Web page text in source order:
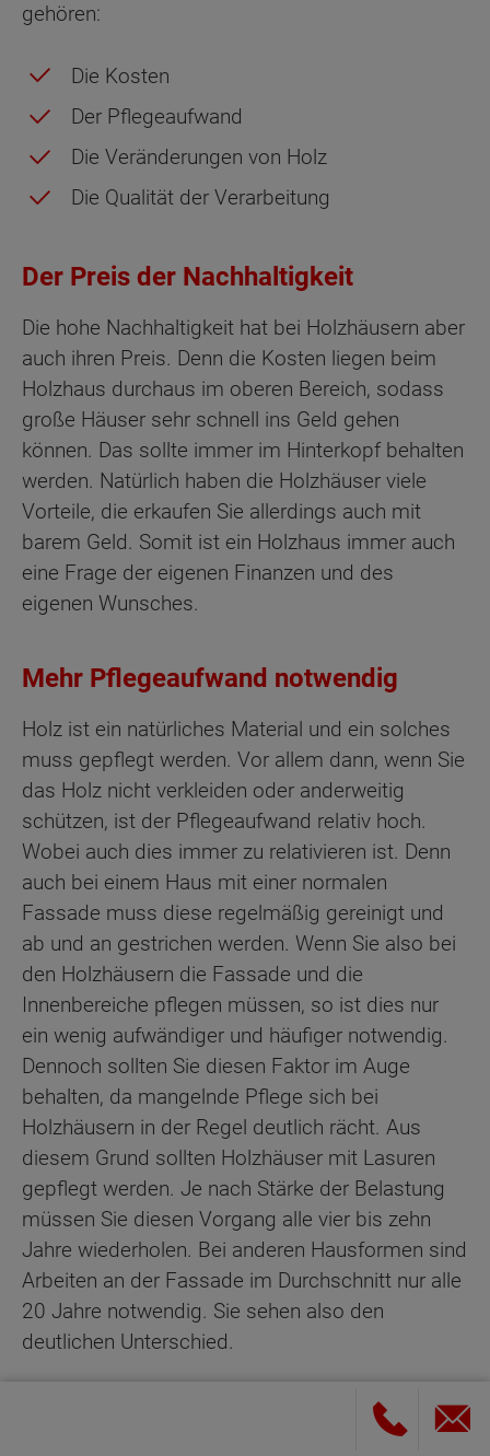
gehören:
Die Kosten
Der Pflegeaufwand
Die Veränderungen von Holz
Die Qualität der Verarbeitung
Der Preis der Nachhaltigkeit
Die hohe Nachhaltigkeit hat bei Holzhäusern aber
auch ihren Preis. Denn die Kosten liegen beim
Holzhaus durchaus im oberen Bereich, sodass
große Häuser sehr schnell ins Geld gehen
können. Das sollte immer im Hinterkopf behalten
werden. Natürlich haben die Holzhäuser viele
Vorteile, die erkaufen Sie allerdings auch mit
barem Geld. Somit ist ein Holzhaus immer auch
eine Frage der eigenen Finanzen und des
eigenen Wunsches.
Mehr Pflegeaufwand notwendig
Holz ist ein natürliches Material und ein solches
muss gepflegt werden. Vor allem dann, wenn Sie
das Holz nicht verkleiden oder anderweitig
schützen, ist der Pflegeaufwand relativ hoch.
Wobei auch dies immer zu relativieren ist. Denn
auch bei einem Haus mit einer normalen
Fassade muss diese regelmäßig gereinigt und
ab und an gestrichen werden. Wenn Sie also bei
den Holzhäusern die Fassade und die
Innenbereiche pflegen müssen, so ist dies nur
ein wenig aufwändiger und häufiger notwendig.
Dennoch sollten Sie diesen Faktor im Auge
behalten, da mangelnde Pflege sich bei
Holzhäusern in der Regel deutlich rächt. Aus
diesem Grund sollten Holzhäuser mit Lasuren
gepflegt werden. Je nach Stärke der Belastung
müssen Sie diesen Vorgang alle vier bis zehn
Jahre wiederholen. Bei anderen Hausformen sind
Arbeiten an der Fassade im Durchschnitt nur alle
20 Jahre notwendig. Sie sehen also den
deutlichen Unterschied.